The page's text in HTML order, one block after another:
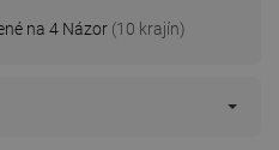
na 4 Názor (10 krajín)